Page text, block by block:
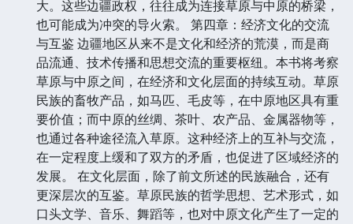
大。这些边疆政权，往往成为连接草原与中原的桥梁，
也可能成为冲突的导火索。 第四章：经济文化的交流
与互鉴 边疆地区从来不是文化和经济的荒漠，而是商
品流通、技术传播和思想交流的重要枢纽。本书将考察
草原与中原之间，在经济和文化层面的持续互动。草原
民族的畜牧产品，如马匹、毛皮等，在中原地区具有重
要价值；而中原的丝绸、茶叶、农产品、金属器物等，
也通过各种途径流入草原。这种经济上的互补与交流，
在一定程度上缓和了双方的矛盾，也促进了区域经济的
发展。 在文化层面，除了前文所述的民族融合，还有
更深层次的互鉴。草原民族的哲学思想、艺术形式，如
口头文学、音乐、舞蹈等，也对中原文化产生了一定的